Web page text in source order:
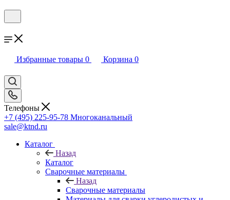
Избранные товары 0 Корзина 0
Телефоны
+7 (495) 225-95-78 Многоканальный
sale@ktnd.ru
Каталог
Назад
Каталог
Сварочные материалы
Назад
Сварочные материалы